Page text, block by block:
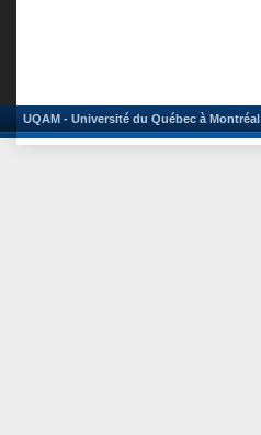
UQAM - Université du Québec à Montréal